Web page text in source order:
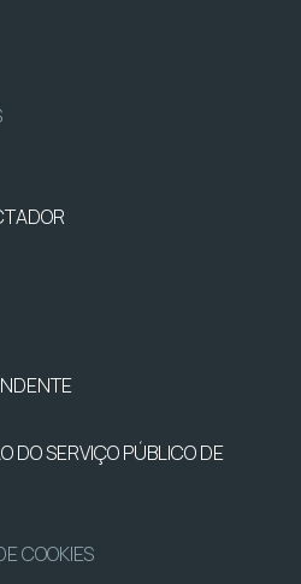
DO SERVIÇO PÚBLICO DE
COOKIES